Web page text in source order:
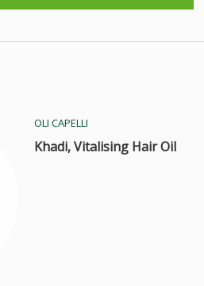
OLI CAPELLI
Khadi, Vitalising Hair Oil